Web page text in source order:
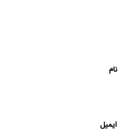
نام
ایمیل